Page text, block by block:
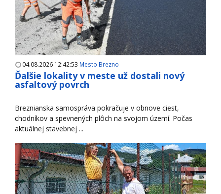
04.08.2026 12:42:53 Mesto Brezno
Ďalšie lokality v meste už dostali nový
asfaltový povrch
Breznianska samospráva pokračuje v obnove ciest,
chodníkov a spevnených plôch na svojom území. Počas
aktuálnej stavebnej ...